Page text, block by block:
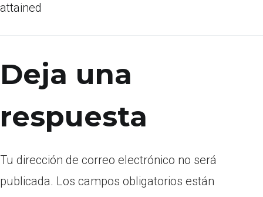
attained
Deja una
respuesta
Tu dirección de correo electrónico no será
publicada. Los campos obligatorios están